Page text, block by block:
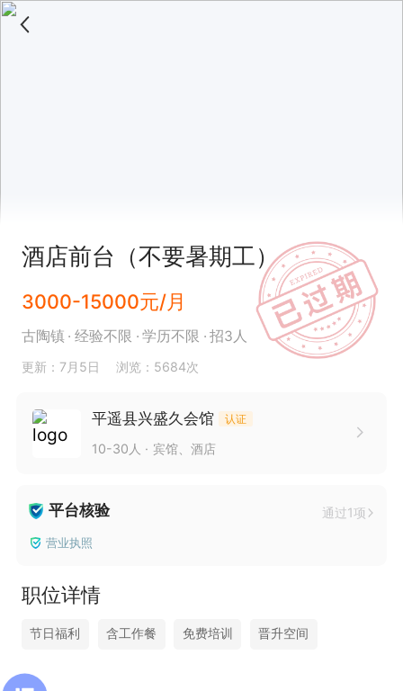
酒店前台（不要暑期工）
3000-15000元/月
古陶镇 经验不限 学历不限 招3人
更新：7月5日 浏览：5684次
平遥县兴盛久会馆 认证
10-30人 宾馆、酒店
平台核验 通过1项
营业执照
职位详情
节日福利 含工作餐 免费培训 晋升空间